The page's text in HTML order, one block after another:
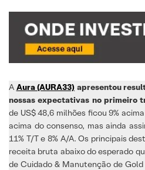
A Aura (AURA33) apresentou
nossas expectativas no primeiro
de US$ 48,6 milhões ficou 9%
acima do consenso, mas ainda
11% T/T e 8% A/A. Os principais
receita bruta abaixo do esperado
de Cuidado & Manutenção de